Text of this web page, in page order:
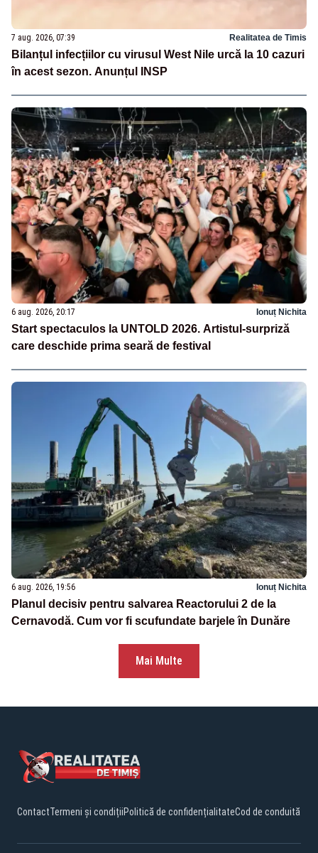
7 aug. 2026, 07:39 Realitatea de Timis
Bilanțul infecțiilor cu virusul West Nile urcă la 10 cazuri
în acest sezon. Anunțul INSP
6 aug. 2026, 20:17 Ionuț Nichita
Start spectaculos la UNTOLD 2026. Artistul-surpriză
care deschide prima seară de festival
6 aug. 2026, 19:56 Ionuț Nichita
Planul decisiv pentru salvarea Reactorului 2 de la
Cernavodă. Cum vor fi scufundate barjele în Dunăre
Mai Multe
ContactTermeni și condițiiPolitică de confidențialitateCod de conduită